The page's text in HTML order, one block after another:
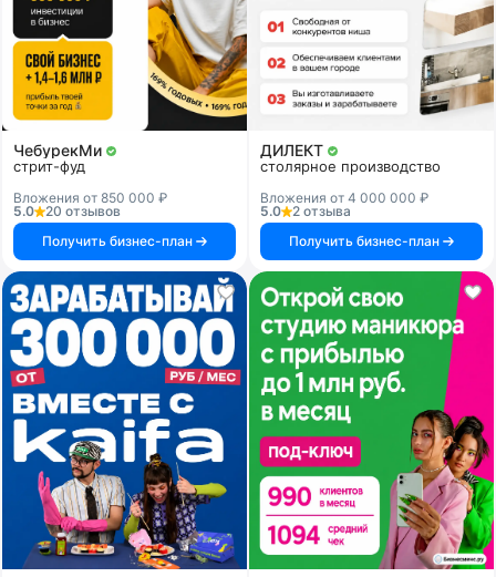
ЧебурекМи
стрит-фуд
Вложения от 850 000 ₽
5.0
20 отзывов
Получить бизнес-план
ДИЛЕКТ
столярное производство
Вложения от 4 000 000 ₽
5.0
2 отзыва
Получить бизнес-план